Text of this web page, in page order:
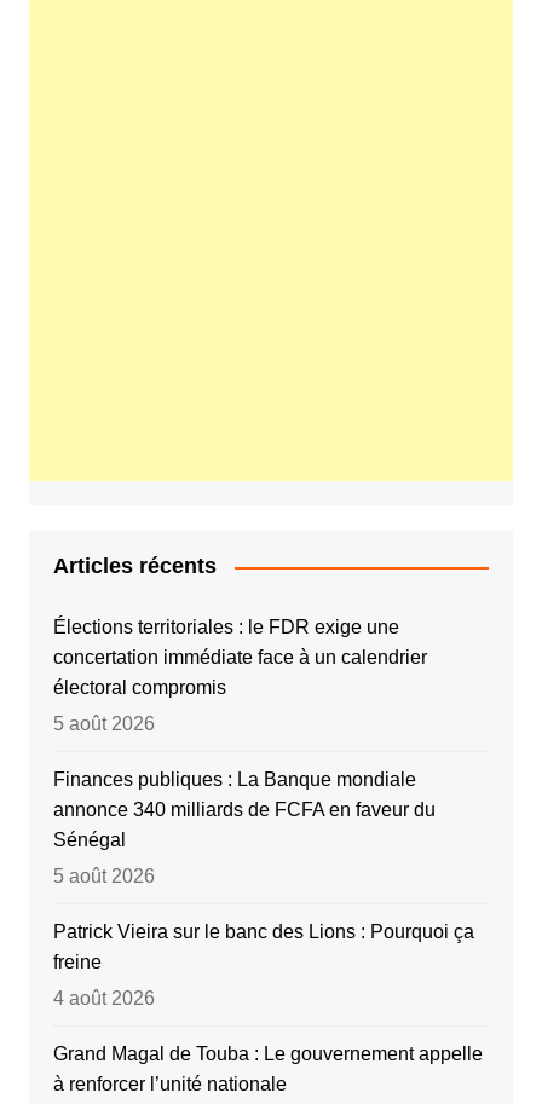
Articles récents
Élections territoriales : le FDR exige une
concertation immédiate face à un calendrier
électoral compromis
5 août 2026
Finances publiques : La Banque mondiale
annonce 340 milliards de FCFA en faveur du
Sénégal
5 août 2026
Patrick Vieira sur le banc des Lions : Pourquoi ça
freine
4 août 2026
Grand Magal de Touba : Le gouvernement appelle
à renforcer l’unité nationale